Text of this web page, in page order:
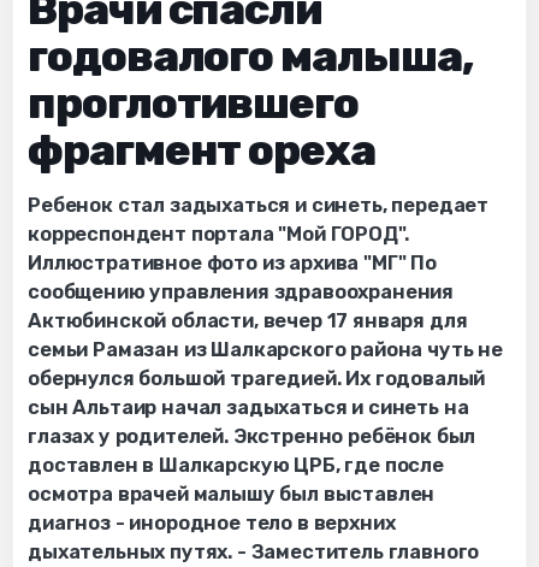
годовалого малыша,
проглотившего
фрагмент ореха
Ребенок стал задыхаться и синеть, передает
корреспондент портала "Мой ГОРОД".
Иллюстративное фото из архива "МГ" По
сообщению управления здравоохранения
Актюбинской области, вечер 17 января для
семьи Рамазан из Шалкарского района чуть не
обернулся большой трагедией. Их годовалый
сын Альтаир начал задыхаться и синеть на
глазах у родителей. Экстренно ребёнок был
доставлен в Шалкарскую ЦРБ, где после
осмотра врачей малышу был выставлен
диагноз - инородное тело в верхних
дыхательных путях. - Заместитель главного